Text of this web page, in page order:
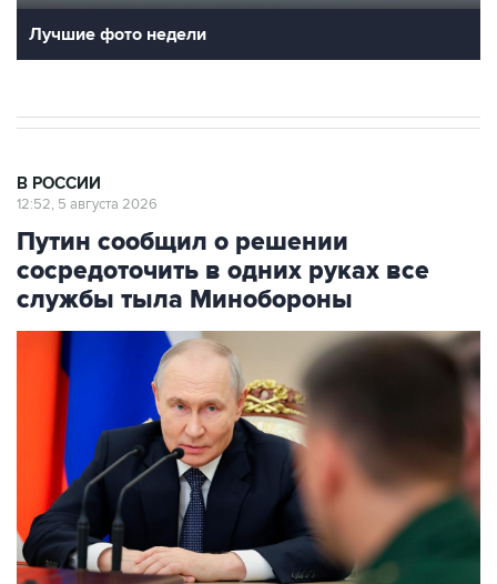
Лучшие фото недели
В РОССИИ
12:52, 5 августа 2026
Путин сообщил о решении
сосредоточить в одних руках все
службы тыла Минобороны